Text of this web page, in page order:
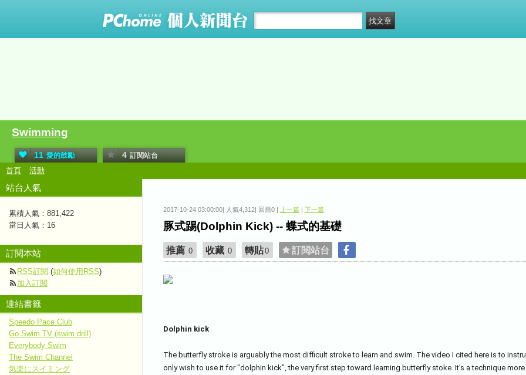
Swimming
11 愛的鼓勵 4 訂閱站台
首頁 活動
2017-10-24 03:00:00| 人氣4,312| 回應0 | 上一篇| 下一篇
豚式踢(Dolphin Kick) -- 蝶式的基礎
推薦 0 收藏 0 轉貼0 訂閱站台
Dolphin kick
The butterfly stroke is arguably the most difficult stroke to learn and swim. The video I cited here is to
only wish to use it for "dolphin kick", the very first step toward learning butterfly stoke. It's a technique
站台人氣
累積人氣： 881,422
當日人氣： 16
訂閱本站
RSS訂閱 (如何使用RSS)
加入訂閱
連結書籤
Speedo Pace Club
Go Swim TV (swim drill)
Everybody Swim
The Swim Channel
気楽にスイミング